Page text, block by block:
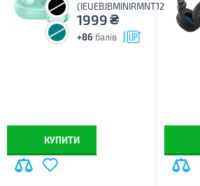
(IEUEBJBMINIRMNT124)
1999₴
+86 балів
КУПИТИ